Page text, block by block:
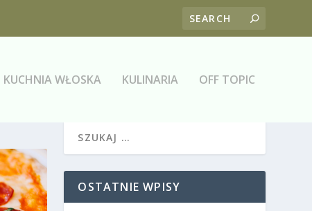
KUCHNIA WŁOSKA KULINARIA OFF TOPIC
OSTATNIE WPISY